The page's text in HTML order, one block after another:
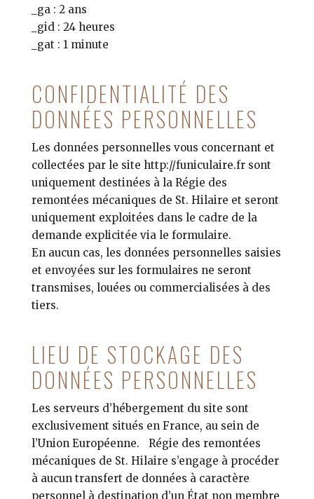
_ga : 2 ans
_gid : 24 heures
_gat : 1 minute
CONFIDENTIALITÉ DES
DONNÉES PERSONNELLES
Les données personnelles vous concernant et
collectées par le site http://funiculaire.fr sont
uniquement destinées à la Régie des
remontées mécaniques de St. Hilaire et seront
uniquement exploitées dans le cadre de la
demande explicitée via le formulaire.
En aucun cas, les données personnelles saisies
et envoyées sur les formulaires ne seront
transmises, louées ou commercialisées à des
tiers.
LIEU DE STOCKAGE DES
DONNÉES PERSONNELLES
Les serveurs d’hébergement du site sont
exclusivement situés en France, au sein de
l’Union Européenne. Régie des remontées
mécaniques de St. Hilaire s’engage à procéder
à aucun transfert de données à caractère
personnel à destination d’un État non membre